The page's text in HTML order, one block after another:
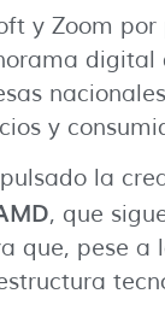
y Zoom
digital
y
la
, que
que, pese a